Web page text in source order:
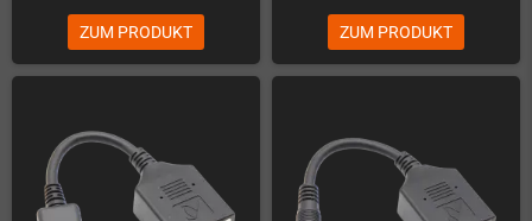
ZUM PRODUKT ZUM PRODUKT